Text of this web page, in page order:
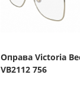
Оправа Victoria
VB2112 756